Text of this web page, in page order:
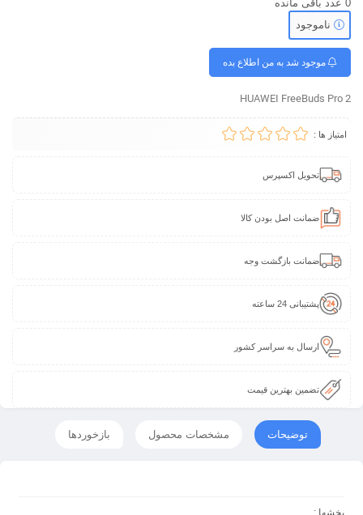
0 عدد باقی مانده
ناموجود
موجود شد به من اطلاع بده
HUAWEI FreeBuds Pro 2
امتیاز ها :
تحویل اکسپرس
ضمانت اصل بودن کالا
ضمانت بازگشت وجه
پشتیبانی 24 ساعته
ارسال به سراسر کشور
تضمین بهترین قیمت
توضیحات مشخصات محصول بازخوردها
بخشها :